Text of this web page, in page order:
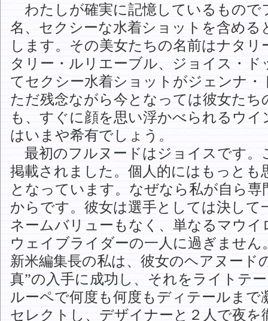
わたしが確実に記憶しているもので
名、セクシーな水着ショットを含める
します。その美女たちの名前はナタリ
タリー・ルリエーブル、ジョイス・ド
てセクシー水着ショットがジェンナ・
ただ残念ながら今となっては彼女たち
も、すぐに顔を思い浮かべられるウイ
はいまや希有でしょう。
最初のフルヌードはジョイスです。
掲載されました。個人的にはもっとも
となっています。なぜなら私が自ら専
からです。彼女は選手としては決して
ネームバリューもなく、単なるマウイ
ウェイブライダーの一人に過ぎません
新米編集長の私は、彼女のヘアヌード
真”の入手に成功し、それをライトテ
ルーペで何度も何度もディテールまで
セレクトし、デザイナーと２人で夜を